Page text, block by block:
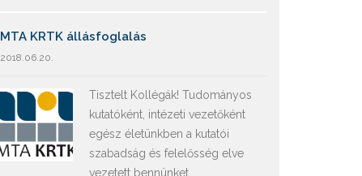
MTA KRTK állásfoglalás
2018.06.20.
Tisztelt Kollégák! Tudományos
kutatóként, intézeti vezetőként
egész életünkben a kutatói
szabadság és felelősség elve
vezetett bennünket.